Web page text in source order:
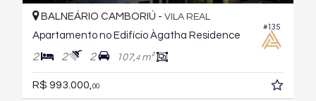
#135
BALNEÁRIO CAMBORIÚ - VILA REAL
Apartamento no Edifício Àgatha Residence
2 2 2 107,4m²
R$ 993.000,00